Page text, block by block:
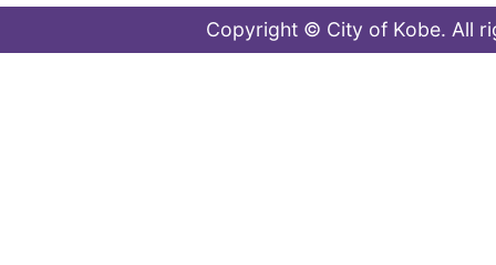
Copyright © City of Kobe. All